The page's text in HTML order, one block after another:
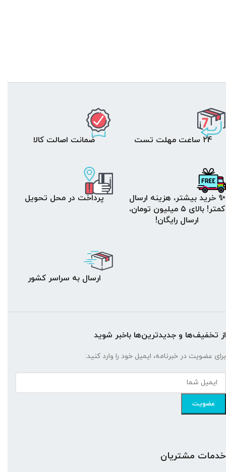
ضمانت اصالت کالا 24 ساعت مهلت تست
پرداخت در محل تحویل
✨ خرید بیشتر، هزینه ارسال
کمتر! بالای ۵ میلیون تومان،
ارسال رایگان!
ارسال به سراسر کشور
از تخفیف‌ها و جدیدترین‌ها باخبر شوید
برای عضویت در خبرنامه، ایمیل خود را وارد کنید:
خدمات مشتریان